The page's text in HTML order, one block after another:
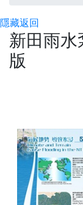
隱藏返回
新田雨水
版